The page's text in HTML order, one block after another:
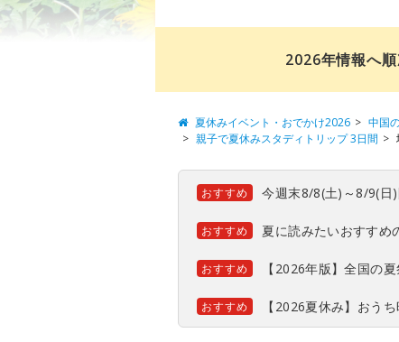
2026年情報へ
夏休みイベント・おでかけ2026 中国
親子で夏休みスタディトリップ 3日間
おすすめ 今週末8/8(土)～8/9(日
おすすめ 夏に読みたいおすすめ
おすすめ 【2026年版】全国の
おすすめ 【2026夏休み】おう